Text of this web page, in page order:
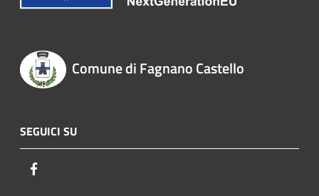
Comune di Fagnano Castello
SEGUICI SU